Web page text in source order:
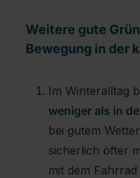
Weitere gute
Bewegung in der
Im Winteralltag
weniger als in
bei gutem
sicherlich öfter
mit dem